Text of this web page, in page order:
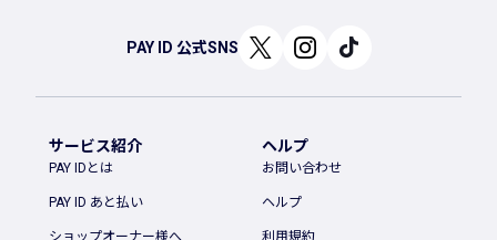
PAY ID 公式SNS
サービス紹介
PAY IDとは
PAY ID あと払い
ショップオーナー様へ
ヘルプ
お問い合わせ
ヘルプ
利用規約